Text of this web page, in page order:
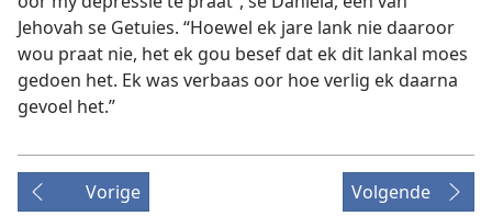
Jehovah se Getuies. “Hoewel ek jare lank nie daaroor
wou praat nie, het ek gou besef dat ek dit lankal moes
gedoen het. Ek was verbaas oor hoe verlig ek daarna
gevoel het.”
Vorige Volgende